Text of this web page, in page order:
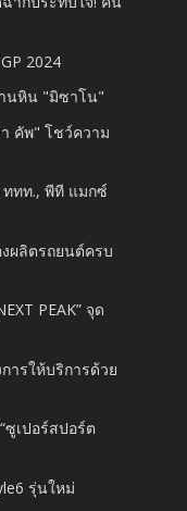
2024
นหิน "มิซาโน"
คัพ" โชว์ความ
ททท., พีที แมกซ์
ผลิตรถยนต์ครบ
PEAK” จุด
ารให้บริการด้วย
เปอร์สปอร์ต
รุ่นใหม่